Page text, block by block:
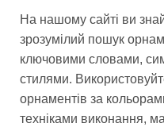
На нашому сайті ви
зрозумілий пошук
ключовими словами,
стилями.
орнаментів за
техніками виконання,